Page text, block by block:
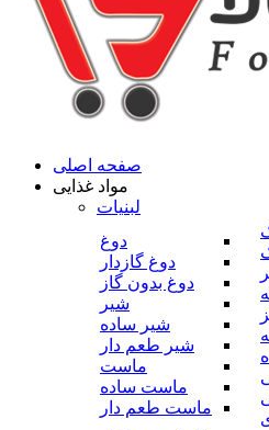
صفحه اصلی
مواد غذایی
لبنیات
دوغ
دوغ گازدار
دوغ بدون گاز
شیر
شیر ساده
شیر طعم دار
ماست
ماست ساده
ماست طعم دار